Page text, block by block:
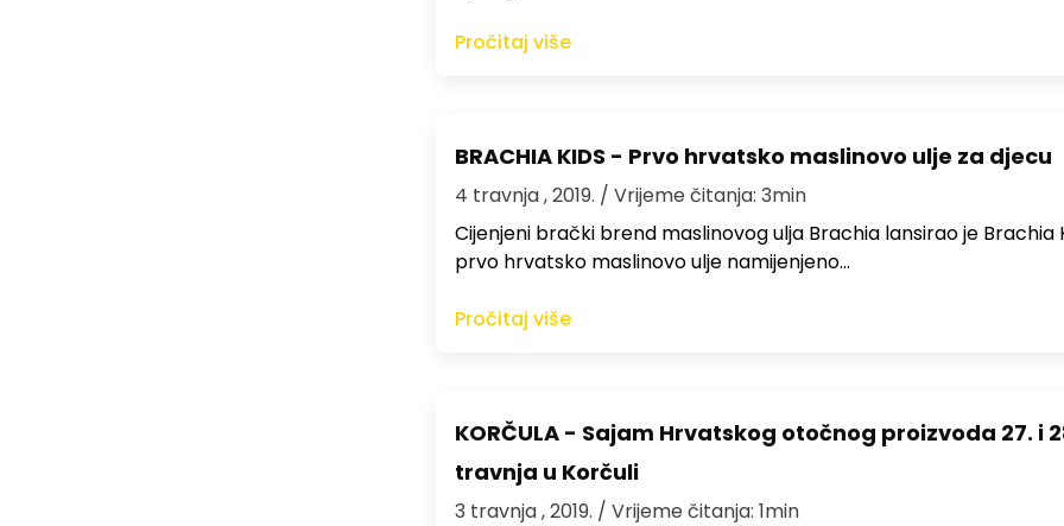
Pročitaj više
BRACHIA KIDS - Prvo hrvatsko maslinovo ulje za djecu
4 travnja , 2019. / Vrijeme čitanja: 3min
Cijenjeni brački brend maslinovog ulja Brachia lansirao je Brachia
prvo hrvatsko maslinovo ulje namijenjeno…
Pročitaj više
KORČULA - Sajam Hrvatskog otočnog proizvoda 27. i
travnja u Korčuli
3 travnja , 2019. / Vrijeme čitanja: 1min